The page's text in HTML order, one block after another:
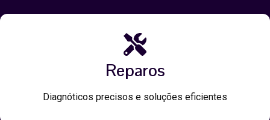
Reparos
Diagnóticos precisos e soluções eficientes